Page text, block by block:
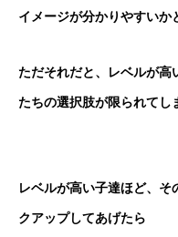
イメージが分かりやすいか
ただそれだと、レベルが高
たちの選択肢が限られてし
レベルが高い子達ほど、そ
クアップしてあげたら